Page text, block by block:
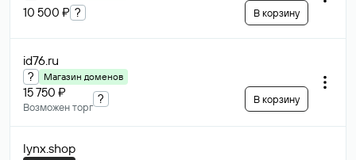
10 500 ₽ ? В корзину
id76.ru
? Магазин доменов
15 750 ₽
Возможен торг
? В корзину
lynx.shop